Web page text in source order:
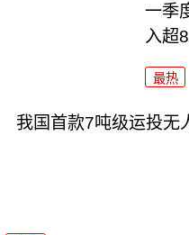
一季
入超
最热
我国首款7吨级运投无